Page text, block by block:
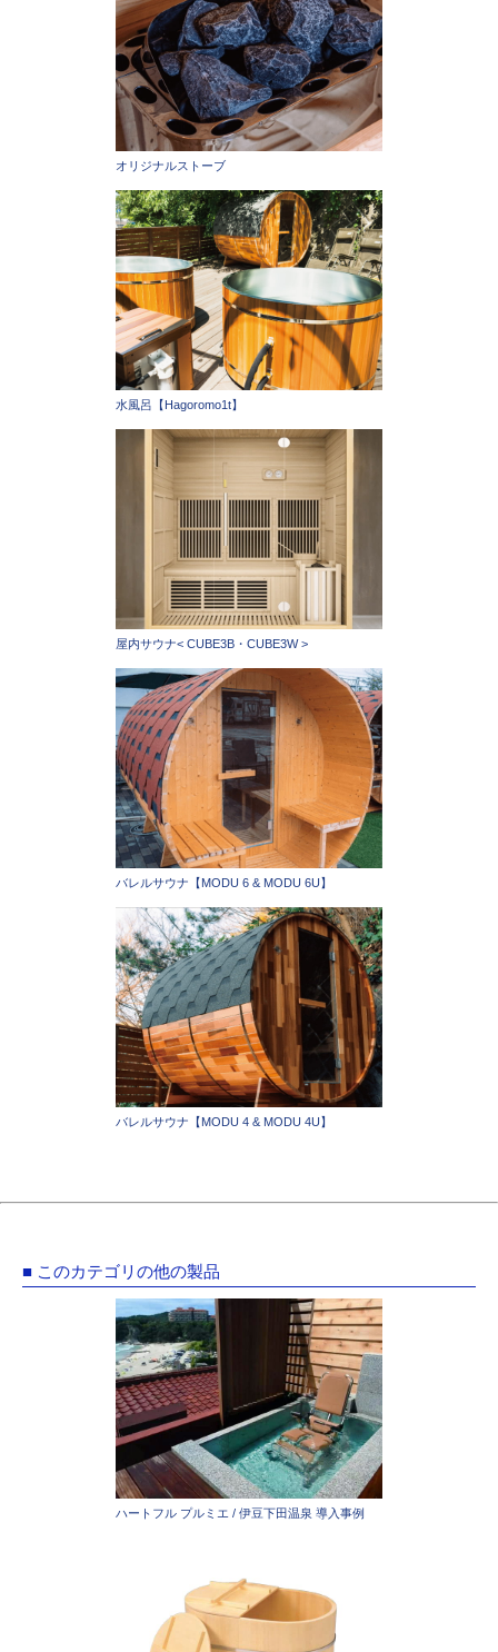
オリジナルストーブ
水風呂【Hagoromo1t】
屋内サウナ< CUBE3B・CUBE3W >
バレルサウナ【MODU 6 & MODU 6U】
バレルサウナ【MODU 4 & MODU 4U】
■ このカテゴリの他の製品
ハートフル プルミエ / 伊豆下田温泉 導入事例